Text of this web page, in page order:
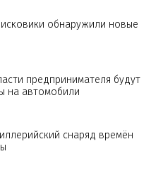
обнаружили новые
предпринимателя будут
на автомобили
снаряд времён